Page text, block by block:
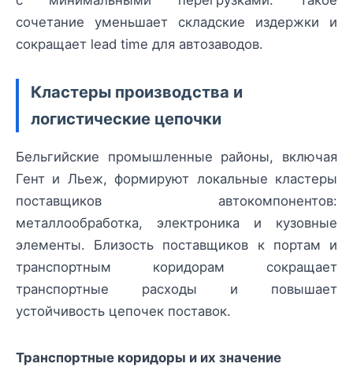
сочетание уменьшает складские издержки и
сокращает lead time для автозаводов.
Кластеры производства и
логистические цепочки
Бельгийские промышленные районы, включая
Гент и Льеж, формируют локальные кластеры
поставщиков автокомпонентов:
металлообработка, электроника и кузовные
элементы. Близость поставщиков к портам и
транспортным коридорам сокращает
транспортные расходы и повышает
устойчивость цепочек поставок.
Транспортные коридоры и их значение